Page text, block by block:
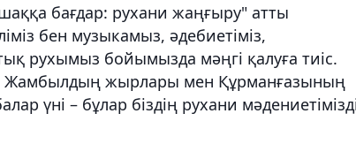
бағдар: рухани жаңғыру" атты
бен музыкамыз, әдебиетіміз,
рухымыз бойымызда мәңгі қалуға тиіс.
Жамбылдың жырлары мен Құрманғазының
үні – бұлар біздің рухани